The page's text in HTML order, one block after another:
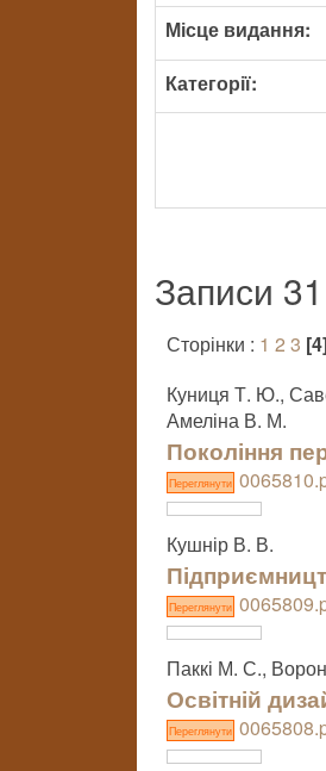
Місце видання:
Категорії:
Записи
Сторінки : 1 2 3
Куниця Т. Ю.,
Амеліна В. М.
Покоління
Переглянути
Кушнір В. В.
Переглянути
Паккі М. С.,
Освітній
Переглянути